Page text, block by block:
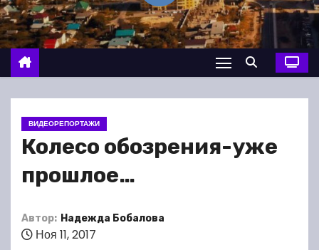
о
м
у
ВИДЕОРЕПОРТАЖИ
Колесо обозрения-уже
прошлое…
Автор: Надежда Бобалова
Ноя 11, 2017